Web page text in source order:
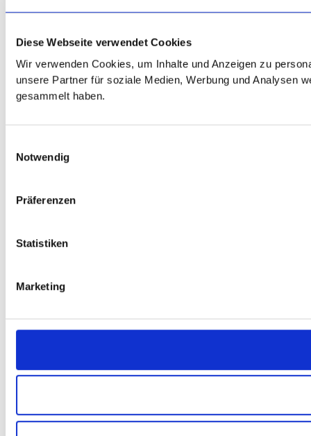
Diese Webseite verwendet Cookies
Wir verwenden Cookies, um Inhalte und Anzeigen zu
unsere Partner für soziale Medien, Werbung und Analysen
gesammelt haben.
Notwendig
Präferenzen
Statistiken
Marketing